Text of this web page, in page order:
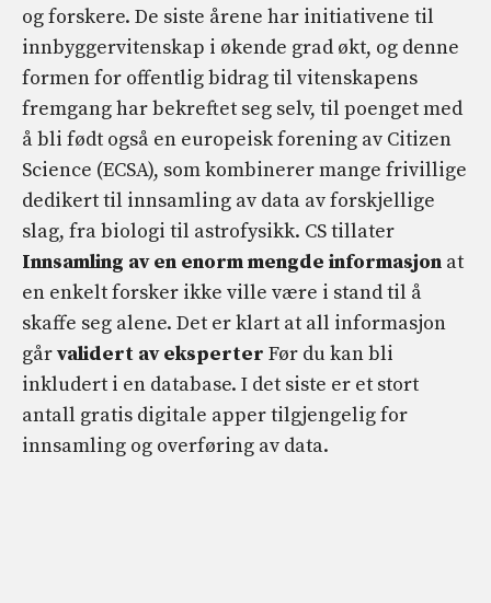
og forskere. De siste årene har initiativene til
innbyggervitenskap i økende grad økt, og denne
formen for offentlig bidrag til vitenskapens
fremgang har bekreftet seg selv, til poenget med
å bli født også en europeisk forening av Citizen
Science (ECSA), som kombinerer mange frivillige
dedikert til innsamling av data av forskjellige
slag, fra biologi til astrofysikk. CS tillater
Innsamling av en enorm mengde informasjon at
en enkelt forsker ikke ville være i stand til å
skaffe seg alene. Det er klart at all informasjon
gårvalidert av eksperter Før du kan bli
inkludert i en database. I det siste er et stort
antall gratis digitale apper tilgjengelig for
innsamling og overføring av data.